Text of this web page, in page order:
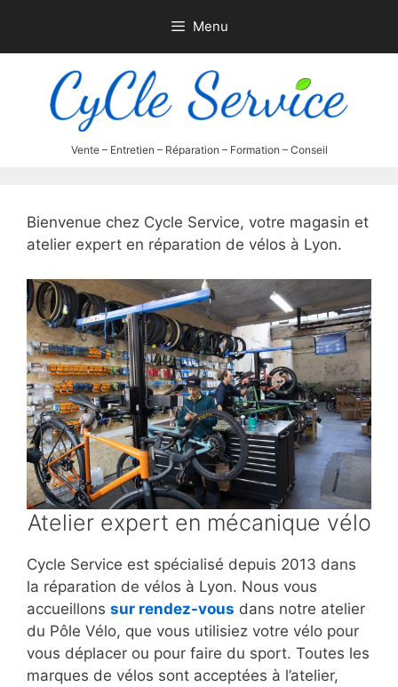
contenu
Menu
Bienvenue chez Cycle Service, votre magasin et
atelier expert en réparation de vélos à Lyon.
Atelier expert en mécanique vélo
Cycle Service est spécialisé depuis 2013 dans
la réparation de vélos à Lyon. Nous vous
accueillons sur rendez-vous dans notre atelier
du Pôle Vélo, que vous utilisiez votre vélo pour
vous déplacer ou pour faire du sport. Toutes les
marques de vélos sont acceptées à l’atelier,